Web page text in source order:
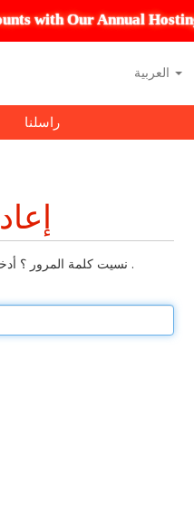
with Our Annual
راسلنا
نسيت كلمة المرور ؟ أدخل بريدك الإلكتروني أدناه لاعادة تعيين كلمة المرور .